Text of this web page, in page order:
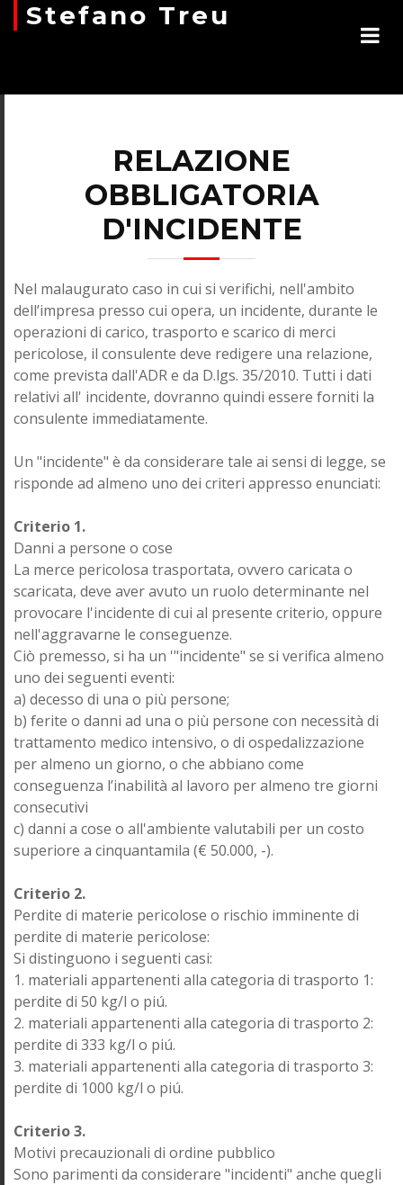
Stefano Treu
RELAZIONE
OBBLIGATORIA
D'INCIDENTE
Nel malaugurato caso in cui si verifichi, nell'ambito
dell’impresa presso cui opera, un incidente, durante le
operazioni di carico, trasporto e scarico di merci
pericolose, il consulente deve redigere una relazione,
come prevista dall'ADR e da D.lgs. 35/2010. Tutti i dati
relativi all' incidente, dovranno quindi essere forniti la
consulente immediatamente.
Un "incidente" è da considerare tale ai sensi di legge, se
risponde ad almeno uno dei criteri appresso enunciati:
Criterio 1.
Danni a persone o cose
La merce pericolosa trasportata, ovvero caricata o
scaricata, deve aver avuto un ruolo determinante nel
provocare l'incidente di cui al presente criterio, oppure
nell'aggravarne le conseguenze.
Ciò premesso, si ha un '"incidente" se si verifica almeno
uno dei seguenti eventi:
a) decesso di una o più persone;
b) ferite o danni ad una o più persone con necessità di
trattamento medico intensivo, o di ospedalizzazione
per almeno un giorno, o che abbiano come
conseguenza l’inabilità al lavoro per almeno tre giorni
consecutivi
c) danni a cose o all'ambiente valutabili per un costo
superiore a cinquantamila (€ 50.000, -).
Criterio 2.
Perdite di materie pericolose o rischio imminente di
perdite di materie pericolose:
Si distinguono i seguenti casi:
1. materiali appartenenti alla categoria di trasporto 1:
perdite di 50 kg/l o piú.
2. materiali appartenenti alla categoria di trasporto 2:
perdite di 333 kg/l o piú.
3. materiali appartenenti alla categoria di trasporto 3:
perdite di 1000 kg/l o piú.
Criterio 3.
Motivi precauzionali di ordine pubblico
Sono parimenti da considerare "incidenti" anche quegli